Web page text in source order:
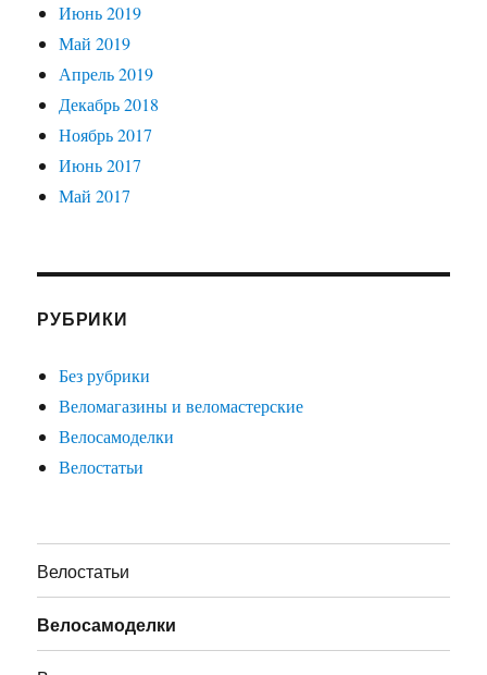
Июнь 2019
Май 2019
Апрель 2019
Декабрь 2018
Ноябрь 2017
Июнь 2017
Май 2017
РУБРИКИ
Без рубрики
Веломагазины и веломастерские
Велосамоделки
Велостатьи
Велостатьи
Велосамоделки